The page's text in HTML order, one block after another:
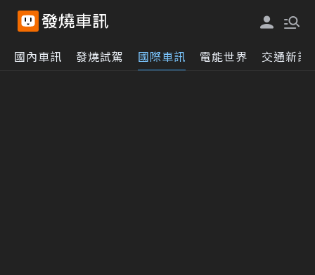
國內車訊 發燒試駕 國際車訊 電能世界 交通新訊